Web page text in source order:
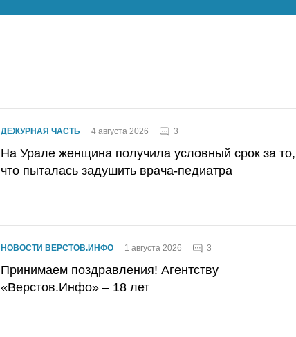
ДЕЖУРНАЯ ЧАСТЬ 4 августа 2026 3
На Урале женщина получила условный срок за то,
что пыталась задушить врача-педиатра
НОВОСТИ ВЕРСТОВ.ИНФО 1 августа 2026 3
Принимаем поздравления! Агентству
«Верстов.Инфо» – 18 лет